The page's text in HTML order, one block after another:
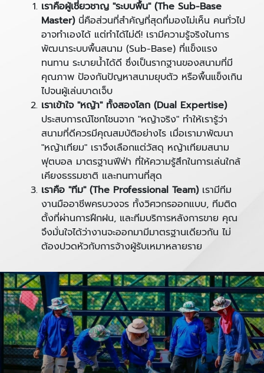
เราคือผู้เชี่ยวชาญ "ระบบพื้น" (The Sub-Base
Master)นี่คือส่วนที่สำคัญที่สุดที่มองไม่เห็น คนทั่วไป
อาจทำเองได้ แต่ทำได้ไม่ดี! เรามีความรู้จริงในการ
พัฒนาระบบพื้นสนาม (Sub-Base) ที่แข็งแรง
ทนทาน ระบายน้ำได้ดี ซึ่งเป็นรากฐานของสนามที่มี
คุณภาพ ป้องกันปัญหาสนามยุบตัว หรือพื้นแข็งเกิน
ไปจนผู้เล่นบาดเจ็บ
เราเข้าใจ "หญ้า" ทั้งสองโลก (Dual Expertise)
ประสบการณ์โชกโชนจาก "หญ้าจริง" ทำให้เรารู้ว่า
สนามที่ดีควรมีคุณสมบัติอย่างไร เมื่อเรามาพัฒนา
"หญ้าเทียม" เราจึงเลือกแต่วัสดุ หญ้าเทียมสนาม
ฟุตบอล มาตรฐานฟีฟ่า ที่ให้ความรู้สึกในการเล่นใกล้
เคียงธรรมชาติ และทนทานที่สุด
เราคือ "ทีม" (The Professional Team)เรามีทีม
งานมืออาชีพครบวงจร ทั้งวิศวกรออกแบบ, ทีมติด
ตั้งที่ผ่านการฝึกฝน, และทีมบริการหลังการขาย คุณ
จึงมั่นใจได้ว่างานจะออกมามีมาตรฐานเดียวกัน ไม่
ต้องปวดหัวกับการจ้างผู้รับเหมาหลายราย